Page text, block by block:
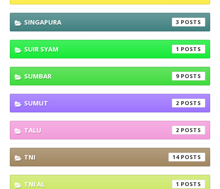
SINGAPURA 3
SUIR SYAM 1
SUMBAR 9
SUMUT 2
TALU 2
TNI 14
TNI AL 1